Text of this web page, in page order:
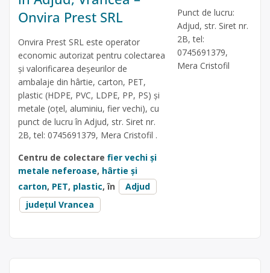
Onvira Prest SRL
Onvira Prest SRL este operator
economic autorizat pentru colectarea
și valorificarea deșeurilor de
ambalaje din hârtie, carton, PET,
plastic (HDPE, PVC, LDPE, PP, PS) și
metale (oțel, aluminiu, fier vechi), cu
punct de lucru în Adjud, str. Siret nr.
2B, tel: 0745691379, Mera Cristofil .
Centru de colectare fier vechi și
metale neferoase, hârtie și
carton, PET, plastic, în
Adjud
județul Vrancea
Punct de lucru:
Adjud, str. Siret nr.
2B, tel:
0745691379,
Mera Cristofil